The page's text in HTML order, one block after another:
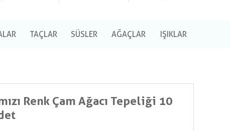
TAÇLAR SÜSLER AĞAÇLAR IŞIKLAR
Renk Çam Ağacı Tepeliği 10